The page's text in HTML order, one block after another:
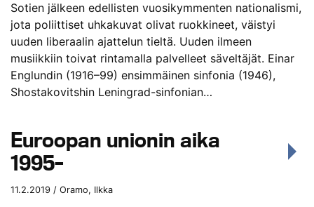
Sotien jälkeen edellisten vuosikymmenten nationalismi,
jota poliittiset uhkakuvat olivat ruokkineet, väistyi
uuden liberaalin ajattelun tieltä. Uuden ilmeen
musiikkiin toivat rintamalla palvelleet säveltäjät. Einar
Englundin (1916–99) ensimmäinen sinfonia (1946),
Shostakovitshin Leningrad-sinfonian…
Euroopan unionin aika
1995–
11.2.2019 / Oramo, Ilkka